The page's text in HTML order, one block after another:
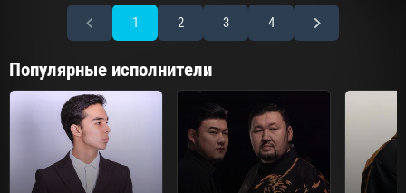
1 2 3 4
Популярные исполнители